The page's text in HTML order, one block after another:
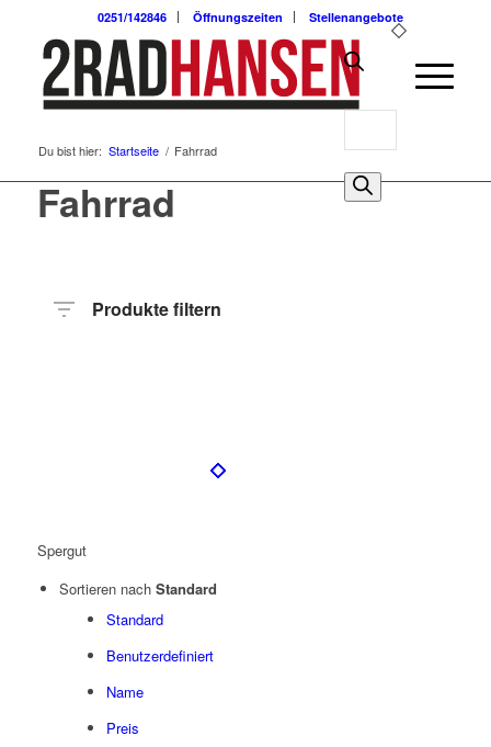
0251/142846 Öffnungszeiten Stellenangebote
0
Du bist hier: Startseite / Fahrrad
Fahrrad
Produkte filtern
Spergut
Sortieren nach Standard
Standard
Benutzerdefiniert
Name
Preis